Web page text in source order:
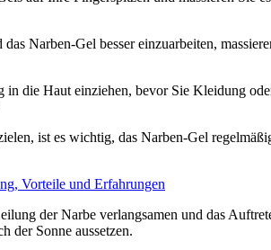
Narben-Gel besser einzuarbeiten,
in die Haut einziehen, bevor Sie Kleidung
ist es wichtig, das Narben-Gel
Vorteile und Erfahrungen
der Narbe verlangsamen und das
der Sonne aussetzen.